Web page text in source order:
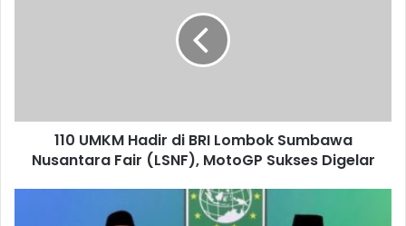
110 UMKM Hadir di BRI Lombok Sumbawa
Nusantara Fair (LSNF), MotoGP Sukses Digelar